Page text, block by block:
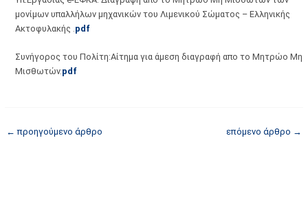
μονίμων υπαλλήλων μηχανικών του Λιμενικού Σώματος – Ελληνικής
Ακτοφυλακής . pdf
Συνήγορος του Πολίτη:Aίτημα για άμεση διαγραφή απο το Μητρώο Μη
Μισθωτών.pdf
← προηγούμενο άρθρο επόμενο άρθρο →
σ
ε
ω
ν
ώ